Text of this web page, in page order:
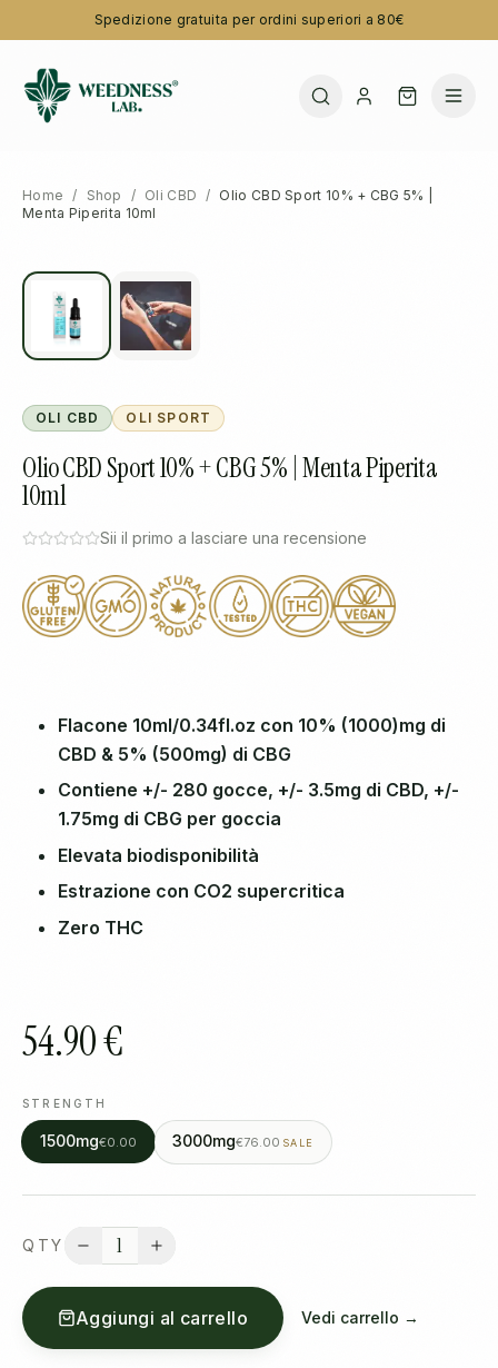
Spedizione gratuita per ordini superiori a 80€
Home / Shop / Oli CBD / Olio CBD Sport 10% + CBG 5% |
Menta Piperita 10ml
OLI CBD OLI SPORT
Olio CBD Sport 10% + CBG 5% | Menta Piperita
10ml
Sii il primo a lasciare una recensione
Flacone 10ml/0.34fl.oz con 10% (1000)mg di
CBD & 5% (500mg) di CBG
Contiene +/- 280 gocce, +/- 3.5mg di CBD, +/-
1.75mg di CBG per goccia
Elevata biodisponibilità
Estrazione con CO2 supercritica
Zero THC
54.90 €
STRENGTH
1500mg€0.00 3000mg€76.00 SALE
QTY 1
Aggiungi al carrello Vedi carrello →